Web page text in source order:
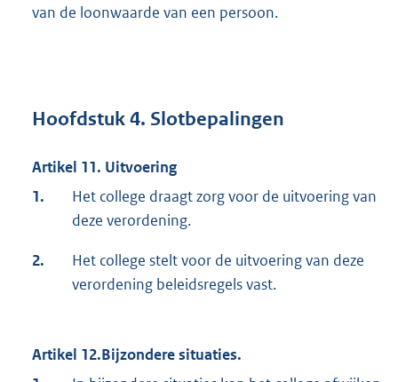
van de loonwaarde van een persoon.
Hoofdstuk 4. Slotbepalingen
Artikel 11. Uitvoering
1.
Het college draagt zorg voor de uitvoering van
deze verordening.
2.
Het college stelt voor de uitvoering van deze
verordening beleidsregels vast.
Artikel 12.Bijzondere situaties.